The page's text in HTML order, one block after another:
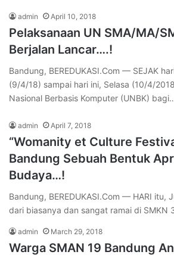
admin April 10, 2018
Pelaksanaan UN SMA/MA/
Berjalan Lancar….!
Bandung, BEREDUKASI.Com — SEJAK
(9/4/18) sampai hari ini, Selasa (10/4/
Nasional Berbasis Komputer (UNBK)
admin April 7, 2018
“Womanity et Culture
Bandung Sebuah Bentuk
Budaya…!
Bandung, BEREDUKASI.Com — HARI itu,
dari biasanya dan sangat ramai di SMKN
admin March 29, 2018
Warga SMAN 19 Bandung